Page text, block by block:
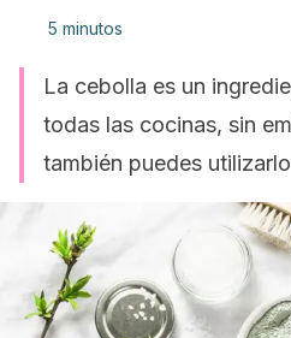
5 minutos
La cebolla es un
todas las cocinas, sin
también puedes